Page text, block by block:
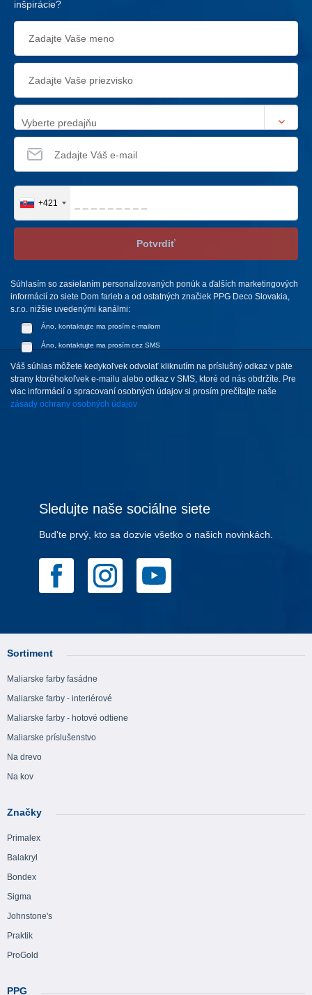
inšpirácie?
Vyberte predajňu
+421
Potvrdiť
Súhlasím so zasielaním personalizovaných ponúk a ďalších marketingových
informácií zo siete Dom farieb a od ostatných značiek PPG Deco Slovakia,
s.r.o. nižšie uvedenými kanálmi:
Áno, kontaktujte ma prosím e-mailom
Áno, kontaktujte ma prosím cez SMS
Váš súhlas môžete kedykoľvek odvolať kliknutím na príslušný odkaz v päte
strany ktoréhokoľvek e-mailu alebo odkaz v SMS, ktoré od nás obdržíte. Pre
viac informácií o spracovaní osobných údajov si prosím prečítajte naše
zásady ochrany osobných údajov
Sledujte naše sociálne siete
Bud'te prvý, kto sa dozvie všetko o našich novinkách.
Sortiment
Maliarske farby fasádne
Maliarske farby - interiérové
Maliarske farby - hotové odtiene
Maliarske príslušenstvo
Na drevo
Na kov
Značky
Primalex
Balakryl
Bondex
Sigma
Johnstone's
Praktik
ProGold
PPG